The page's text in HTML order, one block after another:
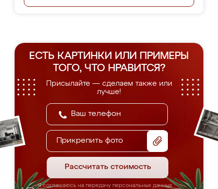
ЕСТЬ КАРТИНКИ ИЛИ ПРИМЕРЫ
ТОГО, ЧТО НРАВИТСЯ?
Присылайте — сделаем также или
лучше!
Прикрепить фото
Рассчитать стоимость
Я соглашаюсь на передачу персональных данных